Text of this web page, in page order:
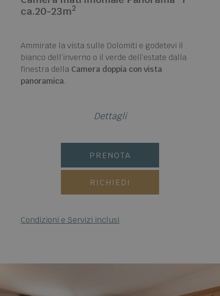
ca.20-23m2
Ammirate la vista sulle Dolomiti e godetevi il
bianco dell’inverno o il verde dell’estate dalla
finestra della Camera doppia con vista
panoramica.
Dettagli
PRENOTA
RICHIEDI
Condizioni e Servizi inclusi